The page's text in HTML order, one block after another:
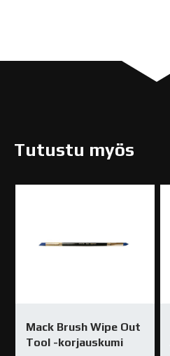
Tutustu myös
Mack Brush Wipe Out
Tool -korjauskumi